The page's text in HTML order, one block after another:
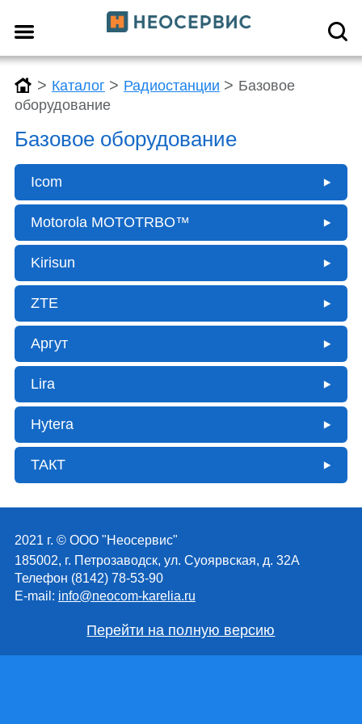
> Каталог > Радиостанции > Базовое
оборудование
Базовое оборудование
Icom
Motorola MOTOTRBO™
Kirisun
ZTE
Аргут
Lira
Hytera
ТАКТ
2021 г. © ООО "Неосервис"
185002, г. Петрозаводск, ул. Суоярвская, д. 32А
Телефон (8142) 78-53-90
E-mail: info@neocom-karelia.ru
Перейти на полную версию